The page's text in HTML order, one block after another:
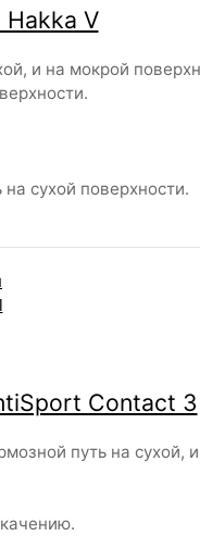
Hakka V
и на мокрой
сухой поверхности.
Contact 3
путь на сухой,